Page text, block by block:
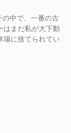
の中で、一番の古
はまだ私が大下動
場に捨てられてい